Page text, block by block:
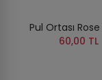
Pul Ortası
60,00 TL